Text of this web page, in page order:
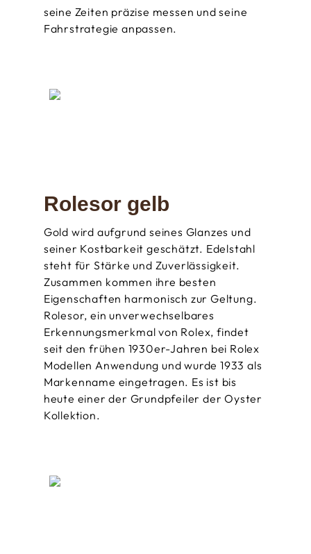
seine Zeiten präzise messen und seine
Fahrstrategie anpassen.
Rolesor gelb
Gold wird aufgrund seines Glanzes und
seiner Kostbarkeit geschätzt. Edelstahl
steht für Stärke und Zuverlässigkeit.
Zusammen kommen ihre besten
Eigenschaften harmonisch zur Geltung.
Rolesor, ein unverwechsel­bares
Erkennungs­merkmal von Rolex, findet
seit den frühen 1930er-Jahren bei Rolex
Modellen Anwendung und wurde 1933 als
Markenname eingetragen. Es ist bis
heute einer der Grundpfeiler der Oyster
Kollektion.